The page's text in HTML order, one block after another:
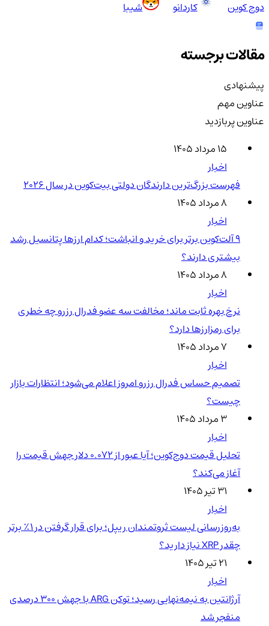
دوج کوین
کاردانو شیبا
مقالات برجسته
پیشنهادی
عناوین مهم
عناوین پربازدید
۱۵ مرداد ۱۴۰۵
اخبار
فهرست بزرگ‌ترین دارندگان دولتی بیت‌کوین در سال 2026
۸ مرداد ۱۴۰۵
اخبار
۹ آلت‌کوین برتر برای خرید و انباشت؛ کدام ارزها پتانسیل رشد
بیشتری دارند؟
۸ مرداد ۱۴۰۵
اخبار
نرخ بهره ثابت ماند؛ مخالفت سه عضو فدرال رزرو چه خطری
برای رمزارزها دارد؟
۷ مرداد ۱۴۰۵
اخبار
تصمیم حساس فدرال رزرو امروز اعلام می‌شود؛ انتظارات بازار
چیست؟
۳ مرداد ۱۴۰۵
اخبار
تحلیل قیمت دوج‌کوین؛ آیا عبور از ۰.۰۷۲ دلار جهش قیمت را
آغاز می‌کند؟
۳۱ تیر ۱۴۰۵
اخبار
به‌روزرسانی لیست ثروتمندان ریپل؛ برای قرار گرفتن در ۱٪ برتر
چقدر XRP نیاز دارید؟
۲۱ تیر ۱۴۰۵
اخبار
آرژانتین به نیمه‌نهایی رسید؛ توکن ARG با جهش ۳۰۰ درصدی
منفجر شد